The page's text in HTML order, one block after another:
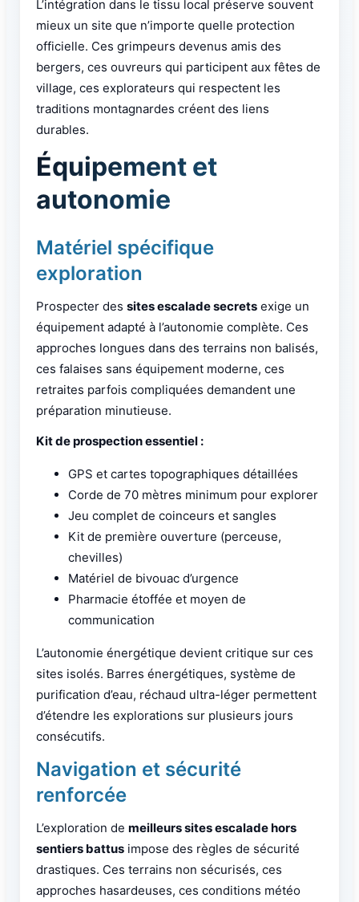
L’intégration dans le tissu local préserve souvent
mieux un site que n’importe quelle protection
officielle. Ces grimpeurs devenus amis des
bergers, ces ouvreurs qui participent aux fêtes de
village, ces explorateurs qui respectent les
traditions montagnardes créent des liens
durables.
Équipement et
autonomie
Matériel spécifique
exploration
Prospecter des sites escalade secrets exige un
équipement adapté à l’autonomie complète. Ces
approches longues dans des terrains non balisés,
ces falaises sans équipement moderne, ces
retraites parfois compliquées demandent une
préparation minutieuse.
Kit de prospection essentiel :
GPS et cartes topographiques détaillées
Corde de 70 mètres minimum pour explorer
Jeu complet de coinceurs et sangles
Kit de première ouverture (perceuse,
chevilles)
Matériel de bivouac d’urgence
Pharmacie étoffée et moyen de
communication
L’autonomie énergétique devient critique sur ces
sites isolés. Barres énergétiques, système de
purification d’eau, réchaud ultra-léger permettent
d’étendre les explorations sur plusieurs jours
consécutifs.
Navigation et sécurité
renforcée
L’exploration de meilleurs sites escalade hors
sentiers battus impose des règles de sécurité
drastiques. Ces terrains non sécurisés, ces
approches hasardeuses, ces conditions météo